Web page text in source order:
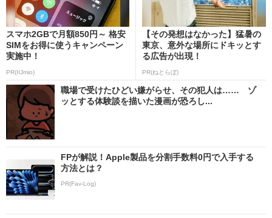
スマホ2GBで月額850円～ 格安
SIMをお得に使うキャンペーン
実施中！
PR(IIJmio)
【その発想はなかった】猛暑の
東京、意外な場所にドキッとす
る広告が出現！
PR(ねとらぼ)
職場で受けたひどい嫌がらせ、その犯人は…… ゾ
ッとする体験談を描いた漫画が恐ろし...
FPが解説！Apple製品を分割手数料0円で入手する
方法とは？
PR(Fav-Log)